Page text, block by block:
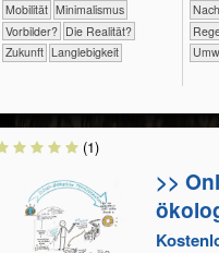
​​​Mobilität ​​Minimalismus
​​Vorbilder? ​Die Realität?
​Zukunft Langlebigkeit
>>
(1)